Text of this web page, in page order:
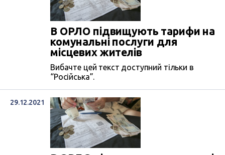
В ОРЛО підвищують тарифи на
комунальні послуги для
місцевих жителів
Вибачте цей текст доступний тільки в
“Російська”.
29.12.2021